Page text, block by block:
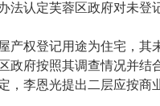
法认定芙蓉区政府对未登
权登记用途为住宅，其
政府按照其调查情况并结
，李恩光提出二层应按商